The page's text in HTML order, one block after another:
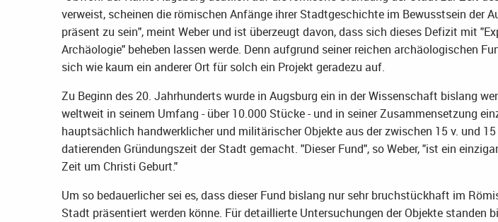
verweist, scheinen die römischen Anfänge ihrer Stadtgeschichte im Bewusstsein der
präsent zu sein", meint Weber und ist überzeugt davon, dass sich dieses Defizit mit
Archäologie" beheben lassen werde. Denn aufgrund seiner reichen archäologischen
sich wie kaum ein anderer Ort für solch ein Projekt geradezu auf.
Zu Beginn des 20. Jahrhunderts wurde in Augsburg ein in der Wissenschaft bislang
weltweit in seinem Umfang - über 10.000 Stücke - und in seiner Zusammensetzung
hauptsächlich handwerklicher und militärischer Objekte aus der zwischen 15 v. und 15
datierenden Gründungszeit der Stadt gemacht. "Dieser Fund", so Weber, "ist ein
Zeit um Christi Geburt."
Um so bedauerlicher sei es, dass dieser Fund bislang nur sehr bruchstückhaft im
Stadt präsentiert werden könne. Für detaillierte Untersuchungen der Objekte standen